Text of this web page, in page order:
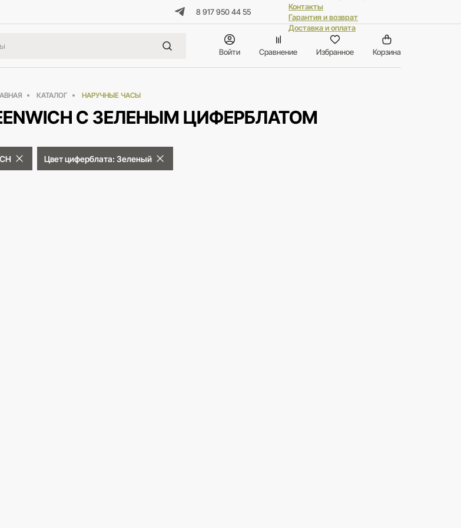
8 917 950 44 55
Контакты
Гарантия и возврат
Доставка и оплата
Войти Сравнение Избранное Корзина
КАТАЛОГ НАРУЧНЫЕ ЧАСЫ
С ЗЕЛЕНЫМ ЦИФЕРБЛАТОМ
Цвет циферблата: Зеленый